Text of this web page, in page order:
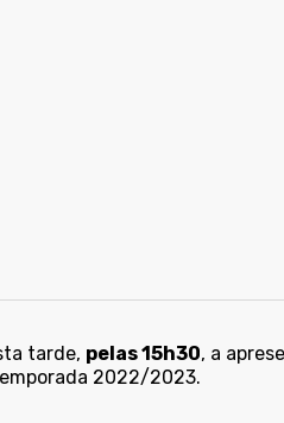
tarde, pelas 15h30, a
2022/2023.